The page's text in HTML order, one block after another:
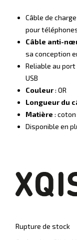
sur
notation
client
Câble de
pour
Câble anti-
sa conception
Reliable au port
USB
Couleur: OR
Longueur du
Matière : coton
Disponible en
Rupture de stock